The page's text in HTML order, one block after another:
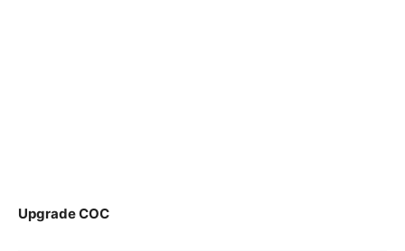
Upgrade COC